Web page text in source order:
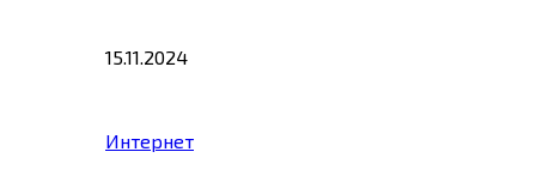
15.11.2024
Интернет